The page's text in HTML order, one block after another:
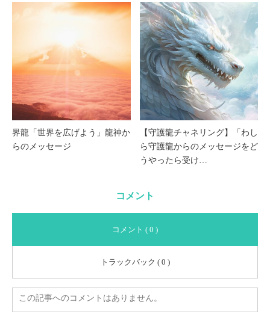
界龍「世界を広げよう」龍神か
らのメッセージ
【守護龍チャネリング】「わし
ら守護龍からのメッセージをど
うやったら受け…
コメント
コメント ( 0 )
トラックバック ( 0 )
この記事へのコメントはありません。